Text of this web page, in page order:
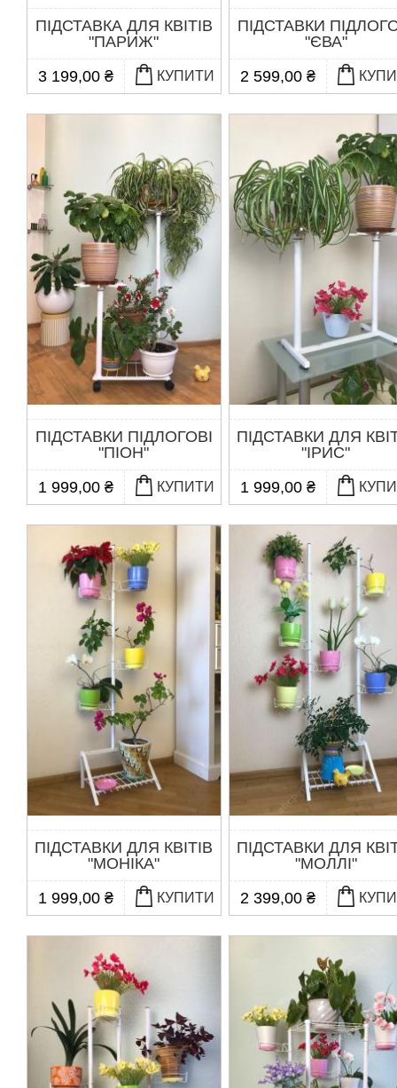
ПІДСТАВКА ДЛЯ КВІТІВ
"ПАРИЖ"
3 199,00 ₴
КУПИТИ
ПІДСТАВКИ
"ЄВА"
2 599,00 ₴
ПІДСТАВКИ ПІДЛОГОВІ
"ПІОН"
1 999,00 ₴
КУПИТИ
ПІДСТАВКИ ДЛЯ
"ІРИС"
1 999,00 ₴
ПІДСТАВКИ ДЛЯ КВІТІВ
"МОНІКА"
1 999,00 ₴
КУПИТИ
ПІДСТАВКИ ДЛЯ
"МОЛЛІ"
2 399,00 ₴